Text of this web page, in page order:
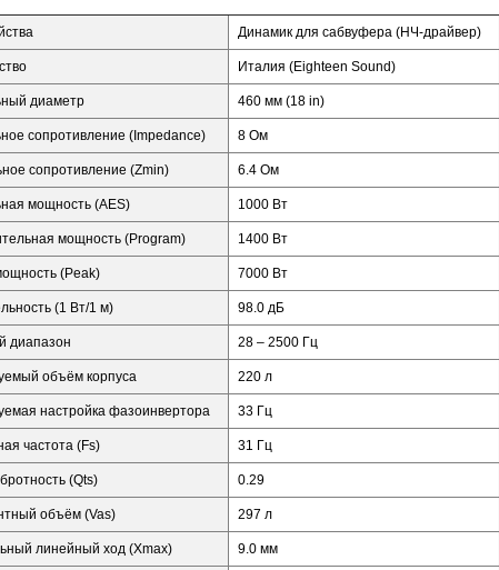
Динамик для сабвуфера (НЧ-драйвер)
Италия (Eighteen Sound)
диаметр 460 мм (18 in)
сопротивление (Impedance) 8 Ом
сопротивление (Zmin) 6.4 Ом
мощность (AES) 1000 Вт
мощность (Program) 1400 Вт
(Peak) 7000 Вт
(1 Вт/1 м) 98.0 дБ
диапазон 28 – 2500 Гц
объём корпуса 220 л
настройка фазоинвертора 33 Гц
частота (Fs) 31 Гц
(Qts) 0.29
объём (Vas) 297 л
линейный ход (Xmax) 9.0 мм